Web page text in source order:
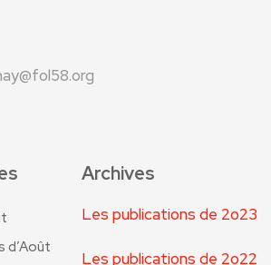
d’Août
Archives
Les publications de 2o23
Les publications de 2o22